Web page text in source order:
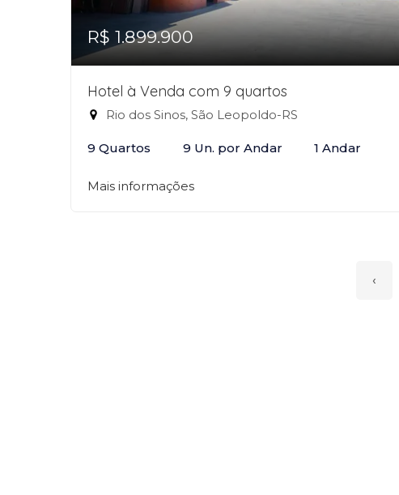
R$ 1.899.900
Hotel à Venda com 9 quartos
Rio dos Sinos, São Leopoldo-RS
9 Quartos 9 Un. por Andar 1 Andar
Mais informações
‹